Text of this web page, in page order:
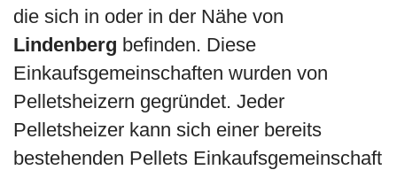
die sich in oder in der Nähe von
Lindenberg befinden. Diese
Einkaufsgemeinschaften wurden von
Pelletsheizern gegründet. Jeder
Pelletsheizer kann sich einer bereits
bestehenden Pellets Einkaufsgemeinschaft